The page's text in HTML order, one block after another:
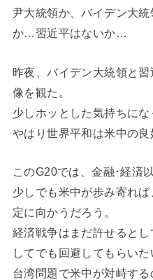
尹大統領か、バイデン大
か…習近平はないか…
昨夜、バイデン大統領と
像を観た。
少しホッとした気持ちにな
やはり世界平和は米中の良
このG20では、金融･経済
少しでも米中が歩み寄れ
定に向かうだろう。
経済戦争はまだ許せると
してでも回避してもらいた
台湾問題で米中が対峙す